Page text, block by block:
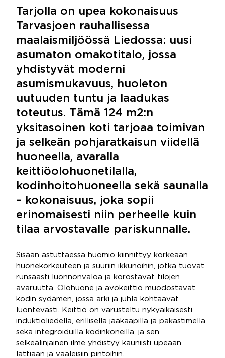
Tarjolla on upea kokonaisuus
Tarvasjoen rauhallisessa
maalaismiljöössä Liedossa: uusi
asumaton omakotitalo, jossa
yhdistyvät moderni
asumismukavuus, huoleton
uutuuden tuntu ja laadukas
toteutus. Tämä 124 m2:n
yksitasoinen koti tarjoaa toimivan
ja selkeän pohjaratkaisun viidellä
huoneella, avaralla
keittiöolohuonetilalla,
kodinhoitohuoneella sekä saunalla
– kokonaisuus, joka sopii
erinomaisesti niin perheelle kuin
tilaa arvostavalle pariskunnalle.
Sisään astuttaessa huomio kiinnittyy korkeaan
huonekorkeuteen ja suuriin ikkunoihin, jotka tuovat
runsaasti luonnonvaloa ja korostavat tilojen
avaruutta. Olohuone ja avokeittiö muodostavat
kodin sydämen, jossa arki ja juhla kohtaavat
luontevasti. Keittiö on varusteltu nykyaikaisesti
induktioliedellä, erillisellä jääkaapilla ja pakastimella
sekä integroiduilla kodinkoneilla, ja sen
selkeälinjainen ilme yhdistyy kauniisti upeaan
lattiaan ja vaaleisiin pintoihin.